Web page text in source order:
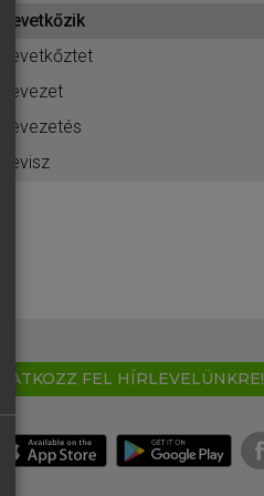
levetkőzik
levetkőztet
levezet
levezetés
levisz
IRATKOZZ FEL HÍRLEVELÜNKRE!